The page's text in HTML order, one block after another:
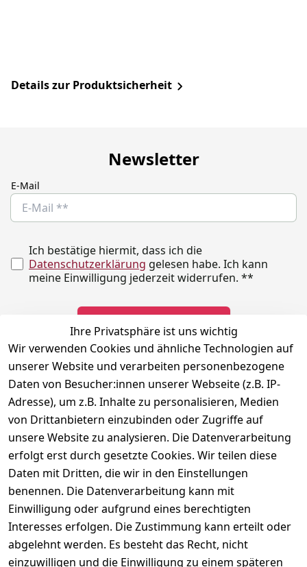
Details zur Produktsicherheit
Newsletter
E-Mail
Ich bestätige hiermit, dass ich die
Datenschutzerklärung gelesen habe. Ich kann
meine Einwilligung jederzeit widerrufen. **
** markierte Felder sind erforderlich
Ihre Privatsphäre ist uns wichtig
Wir verwenden Cookies und ähnliche Technologien auf
unserer Website und verarbeiten personenbezogene
Daten von Besucher:innen unserer Webseite (z.B. IP-
Adresse), um z.B. Inhalte zu personalisieren, Medien
von Drittanbietern einzubinden oder Zugriffe auf
unsere Website zu analysieren. Die Datenverarbeitung
erfolgt erst durch gesetzte Cookies. Wir teilen diese
Daten mit Dritten, die wir in den Einstellungen
benennen. Die Datenverarbeitung kann mit
Einwilligung oder aufgrund eines berechtigten
Interesses erfolgen. Die Zustimmung kann erteilt oder
abgelehnt werden. Es besteht das Recht, nicht
einzuwilligen und die Einwilligung zu einem späteren
Rechtliches
Impressum
Datenschutzerklär
ung
Widerrufsrecht
Versand &
Zahlung
Kontakt
Telefonische
Unterstützung
und Beratung
unter:
040 180
678 99
Mo-Fr: 10:00 -
Social
Instagram